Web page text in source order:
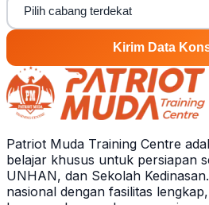
Kirim Data
Patriot Muda Training Centre
belajar khusus untuk persiapan
UNHAN, dan Sekolah
nasional dengan fasilitas